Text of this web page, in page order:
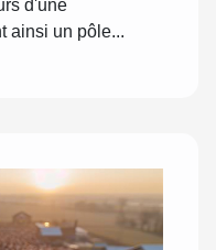
d'une
ainsi un pôle...